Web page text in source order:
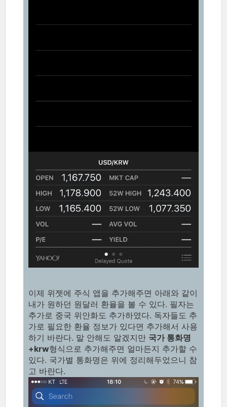
이제 위젯에 주식 앱을 추가해주면 아래와 같이
내가 원하던 원달러 환율을 볼 수 있다. 필자는
추가로 중국 위안화도 추가하였다. 독자들도 추
가로 필요한 환율 정보가 있다면 추가해서 사용
하기 바란다. 말 안해도 알겠지만 국가 통화명
+krw형식으로 추가해주면 얼마든지 추가할 수
있다. 국가별 통화명은 위에 정리해두었으니 참
고 바란다.